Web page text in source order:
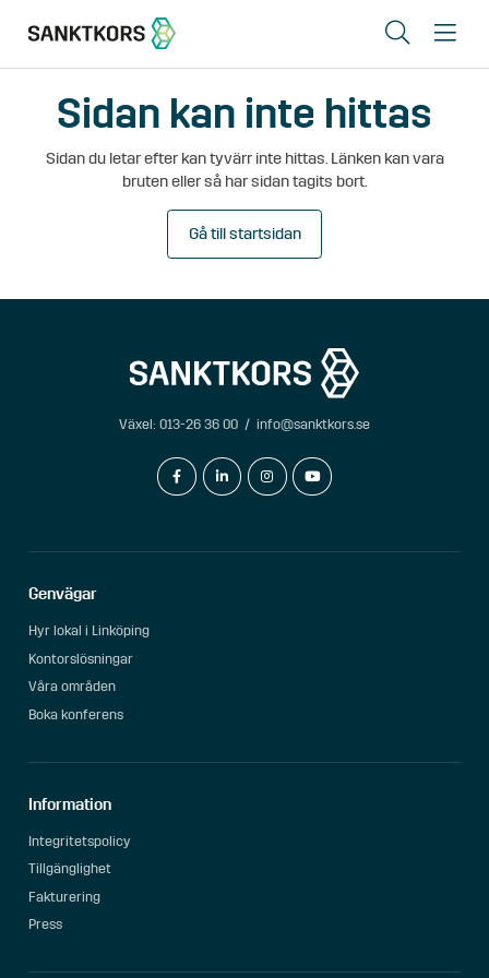
Sök
Lediga lokaler
Områden
Sidan kan inte hittas
Sidan du letar efter kan tyvärr inte hittas. Länken kan vara
bruten eller så har sidan tagits bort.
Gå till startsidan
Växel: 013-26 36 00 / info@sanktkors.se
facebook-flinkedin-ininstagramyoutube
Genvägar
Hyr lokal i Linköping
Kontorslösningar
Våra områden
Boka konferens
Information
Integritetspolicy
Tillgänglighet
Fakturering
Press